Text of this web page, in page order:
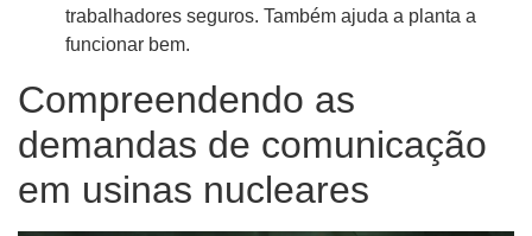
trabalhadores seguros. Também ajuda a planta a
funcionar bem.
Compreendendo as
demandas de comunicação
em usinas nucleares